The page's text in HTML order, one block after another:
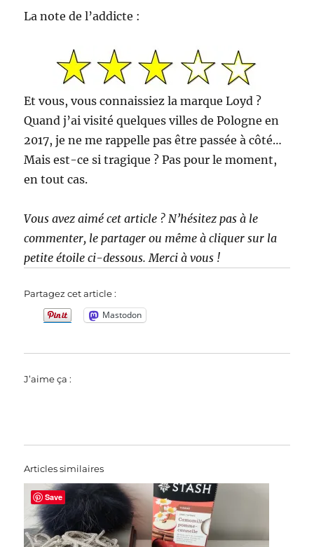
La note de l’addicte :
Et vous, vous connaissiez la marque Loyd ?
Quand j’ai visité quelques villes de Pologne en
2017, je ne me rappelle pas être passée à côté…
Mais est-ce si tragique ? Pas pour le moment,
en tout cas.
Vous avez aimé cet article ? N’hésitez pas à le
commenter, le partager ou même à cliquer sur la
petite étoile ci-dessous. Merci à vous !
Partagez cet article :
Mastodon
J’aime ça :
Articles similaires
Save